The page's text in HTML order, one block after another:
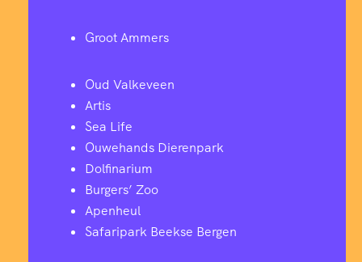
Groot Ammers
Oud Valkeveen
Artis
Sea Life
Ouwehands Dierenpark
Dolfinarium
Burgers’ Zoo
Apenheul
Safaripark Beekse Bergen